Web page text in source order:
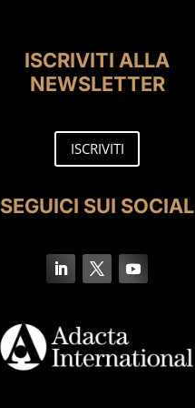
ISCRIVITI ALLA
NEWSLETTER
ISCRIVITI
SEGUICI SUI SOCIAL